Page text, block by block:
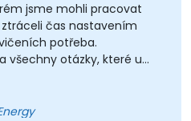
jsme mohli pracovat
čas nastavením
potřeba.
všechny otázky, které u